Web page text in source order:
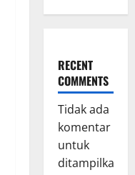
RECENT
COMMENTS
Tidak ada
komentar
untuk
ditampilkan.